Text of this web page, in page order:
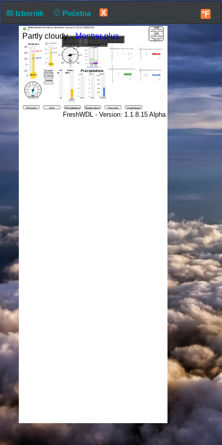
Izbornik Početna X °F